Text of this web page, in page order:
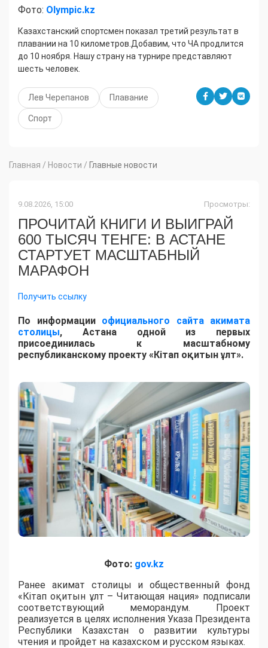
Фото: Olympic.kz
Казахстанский спортсмен показал третий результат в
плавании на 10 километров.Добавим, что ЧА продлится
до 10 ноября. Нашу страну на турнире представляют
шесть человек.
Лев Черепанов Плавание
Спорт
Главная / Новости / Главные новости
9.08.2026, 15:00 Просмотры:
ПРОЧИТАЙ КНИГИ И ВЫИГРАЙ
600 ТЫСЯЧ ТЕНГЕ: В АСТАНЕ
СТАРТУЕТ МАСШТАБНЫЙ
МАРАФОН
Получить ссылку
По информации официального сайта акимата
столицы, Астана одной из первых
присоединилась к масштабному
республиканскому проекту «Кітап оқитын ұлт».
Фото: gov.kz
Ранее акимат столицы и общественный фонд
«Кітап оқитын ұлт – Читающая нация» подписали
соответствующий меморандум. Проект
реализуется в целях исполнения Указа Президента
Республики Казахстан о развитии культуры
чтения и пройдет на казахском и русском языках.